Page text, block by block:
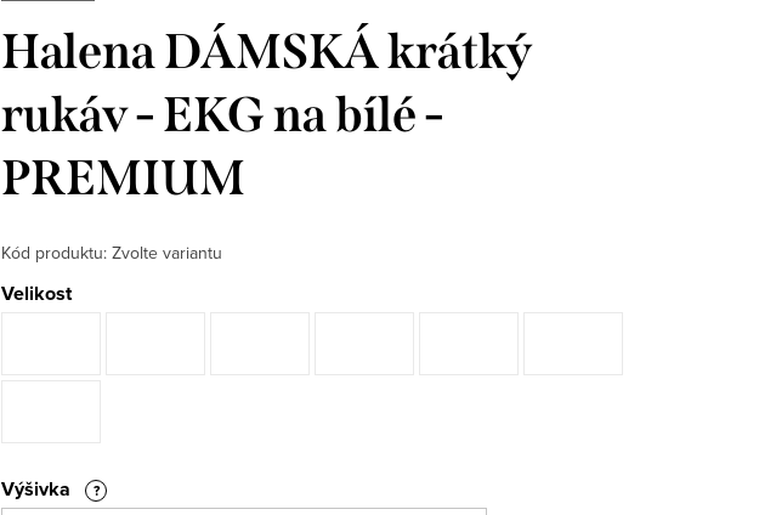
Halena DÁMSKÁ krátký
rukáv - EKG na bílé -
PREMIUM
Kód produktu: Zvolte variantu
Velikost
Výšivka ?